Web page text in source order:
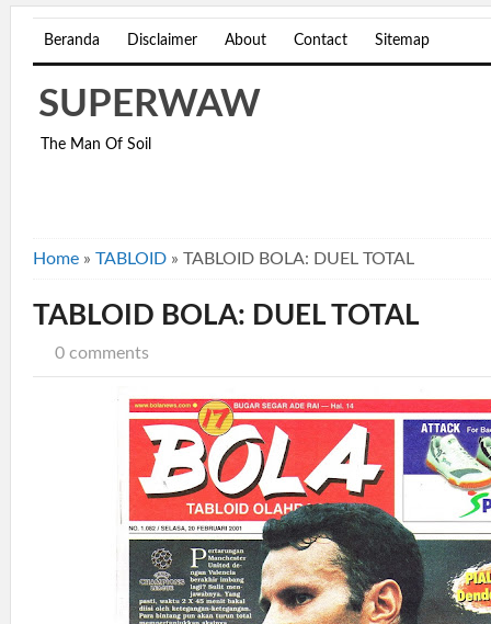
Beranda Disclaimer About Contact Sitemap
SUPERWAW
The Man Of Soil
Home » TABLOID » TABLOID BOLA: DUEL TOTAL
TABLOID BOLA: DUEL TOTAL
0 comments